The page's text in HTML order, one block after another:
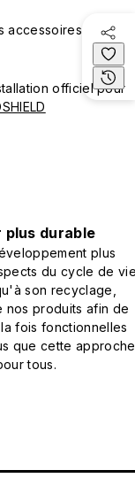
accessoires
officiel pour
plus durable
plus
du cycle de
son recyclage,
nos produits afin de
fois fonctionnelles
que cette approche
tous.